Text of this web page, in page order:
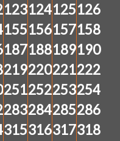
123124125126
155156157158
187188189190
219220221222
251252253254
283284285286
315316317318